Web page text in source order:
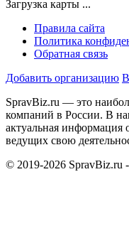
Загрузка карты ...
Правила сайта
Политика
Обратная связь
Добавить организацию
SpravBiz.ru — это
компаний в России. В
актуальная информация
ведущих свою
© 2019-2026 SpravBiz.ru -